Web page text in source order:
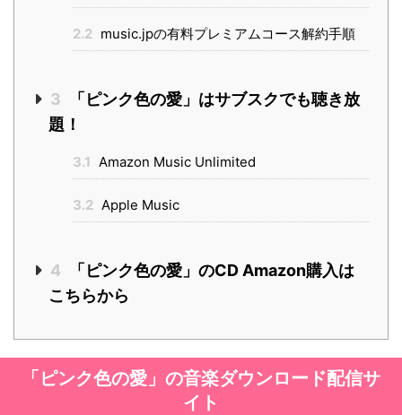
2.2 music.jpの有料プレミアムコース解約手順
3
「ピンク色の愛」はサブスクでも聴き放
題！
3.1 Amazon Music Unlimited
3.2 Apple Music
4
「ピンク色の愛」のCD Amazon購入は
こちらから
「ピンク色の愛」の音楽ダウンロード配信サ
イト